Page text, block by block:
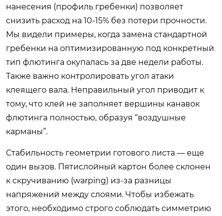
нанесения (профиль гребенки) позволяет
снизить расход на 10-15% без потери прочности.
Мы видели примеры, когда замена стандартной
гребенки на оптимизированную под конкретный
тип флютинга окупалась за две недели работы.
Также важно контролировать угол атаки
клеящего вала. Неправильный угол приводит к
тому, что клей не заполняет вершины канавок
флютинга полностью, образуя “воздушные
карманы”.
Стабильность геометрии готового листа — еще
один вызов. Пятислойный картон более склонен
к скручиванию (warping) из-за разницы
напряжений между слоями. Чтобы избежать
этого, необходимо строго соблюдать симметрию